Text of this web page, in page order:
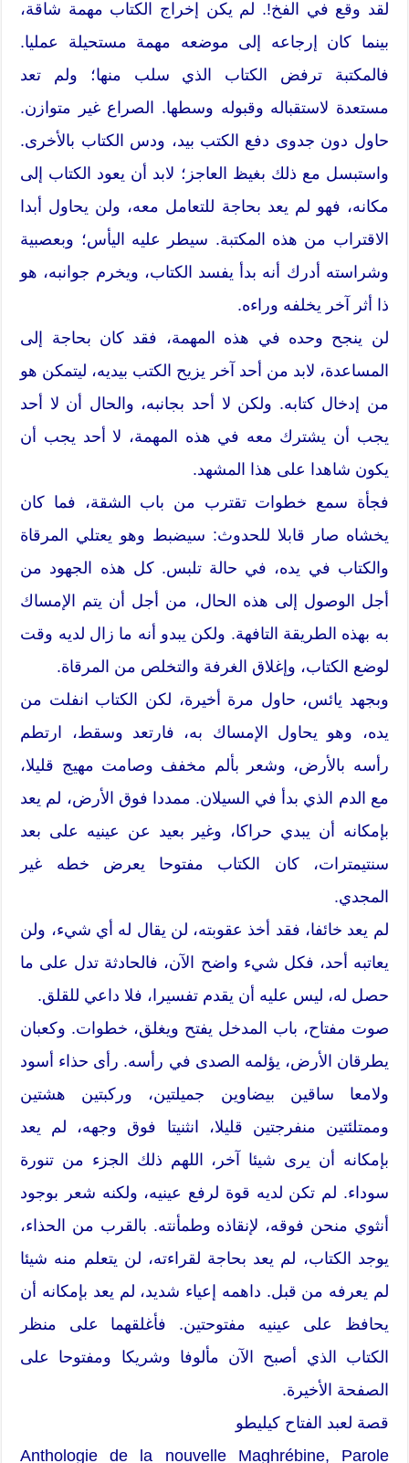
لقد وقع في الفخ!. لم يكن إخراج الكتاب مهمة شاقة،
بينما كان إرجاعه إلى موضعه مهمة مستحيلة عمليا.
فالمكتبة ترفض الكتاب الذي سلب منها؛ ولم تعد
مستعدة لاستقباله وقبوله وسطها. الصراع غير متوازن.
حاول دون جدوى دفع الكتب بيد، ودس الكتاب بالأخرى.
واستبسل مع ذلك بغيظ العاجز؛ لابد أن يعود الكتاب إلى
مكانه، فهو لم يعد بحاجة للتعامل معه، ولن يحاول أبدا
الاقتراب من هذه المكتبة. سيطر عليه اليأس؛ وبعصبية
وشراسته أدرك أنه بدأ يفسد الكتاب، ويخرم جوانبه، هو
ذا أثر آخر يخلفه وراءه.
لن ينجح وحده في هذه المهمة، فقد كان بحاجة إلى
المساعدة، لابد من أحد آخر يزيح الكتب بيديه، ليتمكن هو
من إدخال كتابه. ولكن لا أحد بجانبه، والحال أن لا أحد
يجب أن يشترك معه في هذه المهمة، لا أحد يجب أن
يكون شاهدا على هذا المشهد.
فجأة سمع خطوات تقترب من باب الشقة، فما كان
يخشاه صار قابلا للحدوث: سيضبط وهو يعتلي المرقاة
والكتاب في يده، في حالة تلبس. كل هذه الجهود من
أجل الوصول إلى هذه الحال، من أجل أن يتم الإمساك
به بهذه الطريقة التافهة. ولكن يبدو أنه ما زال لديه وقت
لوضع الكتاب، وإغلاق الغرفة والتخلص من المرقاة.
وبجهد يائس، حاول مرة أخيرة، لكن الكتاب انفلت من
يده، وهو يحاول الإمساك به، فارتعد وسقط، ارتطم
رأسه بالأرض، وشعر بألم مخفف وصامت مهيج قليلا،
مع الدم الذي بدأ في السيلان. ممددا فوق الأرض، لم يعد
بإمكانه أن يبدي حراكا، وغير بعيد عن عينيه على بعد
سنتيمترات، كان الكتاب مفتوحا يعرض خطه غير
المجدي.
لم يعد خائفا، فقد أخذ عقوبته، لن يقال له أي شيء، ولن
يعاتبه أحد، فكل شيء واضح الآن، فالحادثة تدل على ما
حصل له، ليس عليه أن يقدم تفسيرا، فلا داعي للقلق.
صوت مفتاح، باب المدخل يفتح ويغلق، خطوات. وكعبان
يطرقان الأرض، يؤلمه الصدى في رأسه. رأى حذاء أسود
ولامعا ساقين بيضاوين جميلتين، وركبتين هشتين
وممتلئتين منفرجتين قليلا، انثنيتا فوق وجهه، لم يعد
بإمكانه أن يرى شيئا آخر، اللهم ذلك الجزء من تنورة
سوداء. لم تكن لديه قوة لرفع عينيه، ولكنه شعر بوجود
أنثوي منحن فوقه، لإنقاذه وطمأنته. بالقرب من الحذاء،
يوجد الكتاب، لم يعد بحاجة لقراءته، لن يتعلم منه شيئا
لم يعرفه من قبل. داهمه إعياء شديد، لم يعد بإمكانه أن
يحافظ على عينيه مفتوحتين. فأغلقهما على منظر
الكتاب الذي أصبح الآن مألوفا وشريكا ومفتوحا على
الصفحة الأخيرة.
قصة لعبد الفتاح كيليطو
Anthologie de la nouvelle Maghrébine, Parole